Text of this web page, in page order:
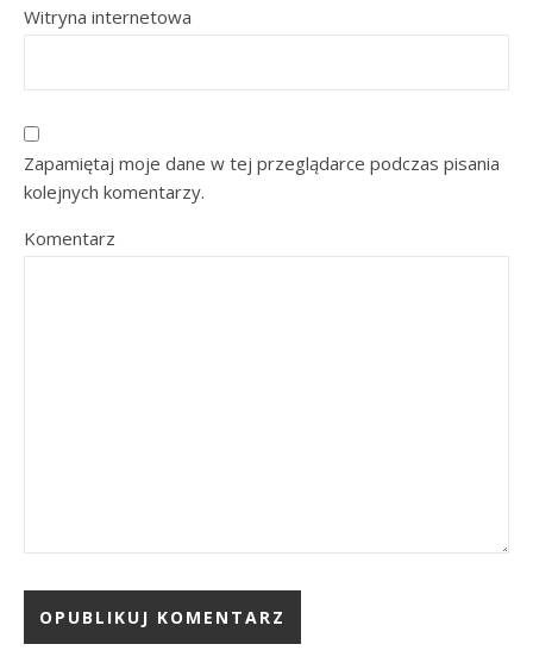
Witryna internetowa
Zapamiętaj moje dane w tej przeglądarce podczas pisania
kolejnych komentarzy.
Komentarz